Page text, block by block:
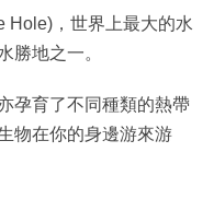
Hole)，世界上最大的水
勝地之一。
孕育了不同種類的熱帶
物在你的身邊游來游